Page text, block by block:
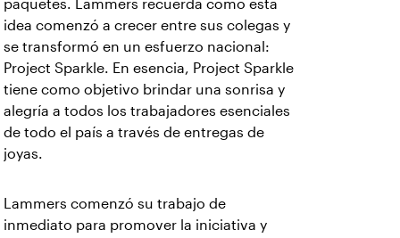
paquetes. Lammers recuerda cómo esta
idea comenzó a crecer entre sus colegas y
se transformó en un esfuerzo nacional:
Project Sparkle. En esencia, Project Sparkle
tiene como objetivo brindar una sonrisa y
alegría a todos los trabajadores esenciales
de todo el país a través de entregas de
joyas.
Lammers comenzó su trabajo de
inmediato para promover la iniciativa y